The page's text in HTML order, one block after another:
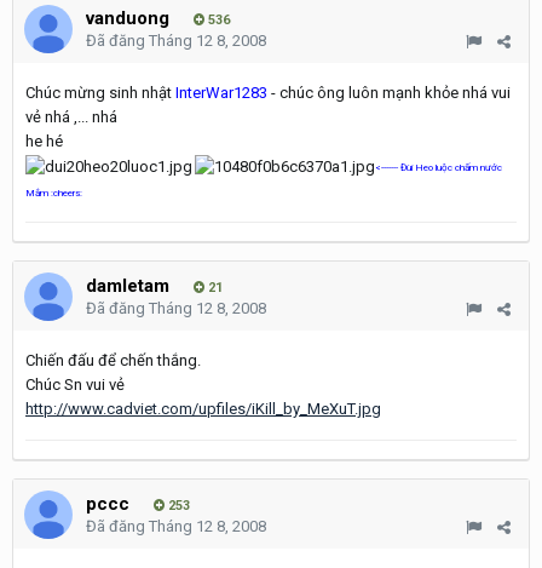
vanduong 536
Đã đăng Tháng 12 8, 2008
Chúc mừng sinh nhật InterWar1283 - chúc ông luôn mạnh khỏe nhá vui
vẻ nhá ,... nhá
he hé
<------- Đùi Heo luộc chấm nước
Mắm :cheers:
damletam 21
Đã đăng Tháng 12 8, 2008
Chiến đấu để chến thắng.
Chúc Sn vui vẻ
http://www.cadviet.com/upfiles/iKill_by_MeXuT.jpg
pccc 253
Đã đăng Tháng 12 8, 2008